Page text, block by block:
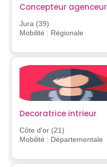
Concepteur agenceur
Jura (39)
Mobilité : Régionale
Decoratrice intrieur
Côte d'or (21)
Mobilité : Départementale